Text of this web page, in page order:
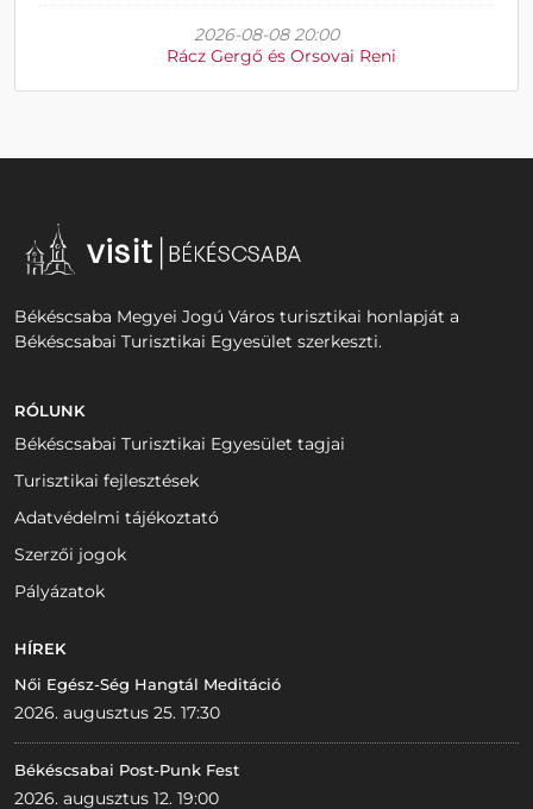
2026-08-08 20:00
Rácz Gergő és Orsovai Reni
Békéscsaba Megyei Jogú Város turisztikai honlapját a
Békéscsabai Turisztikai Egyesület szerkeszti.
RÓLUNK
Békéscsabai Turisztikai Egyesület tagjai
Turisztikai fejlesztések
Adatvédelmi tájékoztató
Szerzői jogok
Pályázatok
HÍREK
Női Egész-Ség Hangtál Meditáció
2026. augusztus 25. 17:30
Békéscsabai Post-Punk Fest
2026. augusztus 12. 19:00